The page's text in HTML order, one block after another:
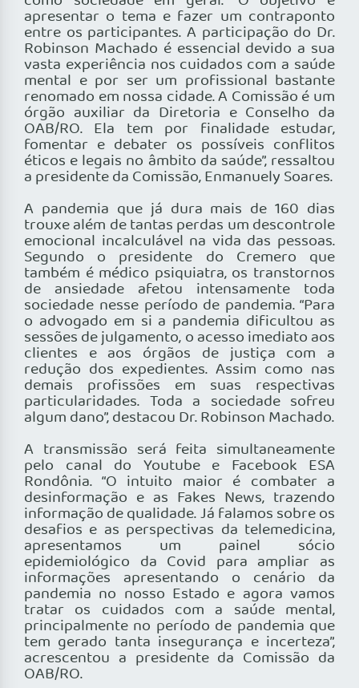
apresentar o tema e fazer um contraponto
entre os participantes. A participação do Dr.
Robinson Machado é essencial devido a sua
vasta experiência nos cuidados com a saúde
mental e por ser um profissional bastante
renomado em nossa cidade. A Comissão é um
órgão auxiliar da Diretoria e Conselho da
OAB/RO. Ela tem por finalidade estudar,
fomentar e debater os possíveis conflitos
éticos e legais no âmbito da saúde”, ressaltou
a presidente da Comissão, Enmanuely Soares.
A pandemia que já dura mais de 160 dias
trouxe além de tantas perdas um descontrole
emocional incalculável na vida das pessoas.
Segundo o presidente do Cremero que
também é médico psiquiatra, os transtornos
de ansiedade afetou intensamente toda
sociedade nesse período de pandemia. “Para
o advogado em si a pandemia dificultou as
sessões de julgamento, o acesso imediato aos
clientes e aos órgãos de justiça com a
redução dos expedientes. Assim como nas
demais profissões em suas respectivas
particularidades. Toda a sociedade sofreu
algum dano”, destacou Dr. Robinson Machado.
A transmissão será feita simultaneamente
pelo canal do Youtube e Facebook ESA
Rondônia. “O intuito maior é combater a
desinformação e as Fakes News, trazendo
informação de qualidade. Já falamos sobre os
desafios e as perspectivas da telemedicina,
apresentamos um painel sócio
epidemiológico da Covid para ampliar as
informações apresentando o cenário da
pandemia no nosso Estado e agora vamos
tratar os cuidados com a saúde mental,
principalmente no período de pandemia que
tem gerado tanta insegurança e incerteza”,
acrescentou a presidente da Comissão da
OAB/RO.